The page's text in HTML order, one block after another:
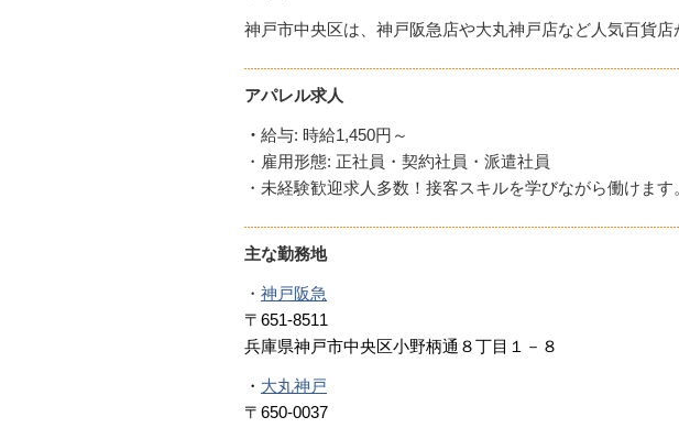
神戸市中央区は、神戸阪急店や大丸神戸店など人気百貨
アパレル求人
・ 給与: 時給1,450円～
・雇用形態: 正社員・契約社員・派遣社員
・未経験歓迎求人多数！接客スキルを学びながら働けます
主な勤務地
・ 神戸阪急
〒651-8511
兵庫県神戸市中央区小野柄通８丁目１－８
・ 大丸神戸
〒650-0037